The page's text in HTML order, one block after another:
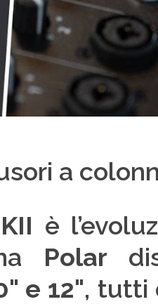
a
è
Polar
e 12", tutti